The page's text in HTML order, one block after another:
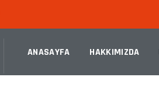
ANASAYFA HAKKIMIZDA